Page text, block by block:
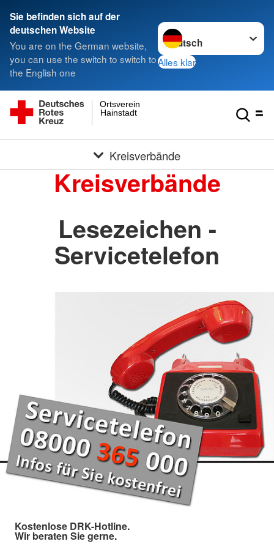
Sie befinden sich auf der
deutschen Website
You are on the German website,
you can use the switch to switch to
the English one
Sprache wechseln zu
Alles klar
Hainstadt
Ortsverein
Kreisverbände
Kreisverbände
Lesezeichen -
Servicetelefon
Kostenlose DRK-Hotline.
Wir beraten Sie gerne.